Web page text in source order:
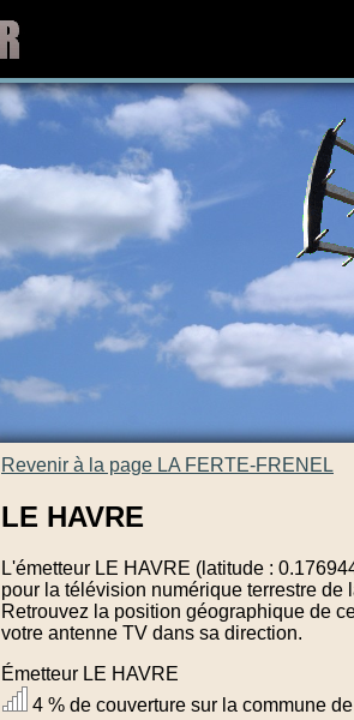
Revenir à la page LA FERTE-FRENEL
LE HAVRE
L'émetteur LE HAVRE (latitude :
pour la télévision numérique terrestre
Retrouvez la position géographique de
votre antenne TV dans sa direction.
Émetteur LE HAVRE
4 % de couverture sur la commune